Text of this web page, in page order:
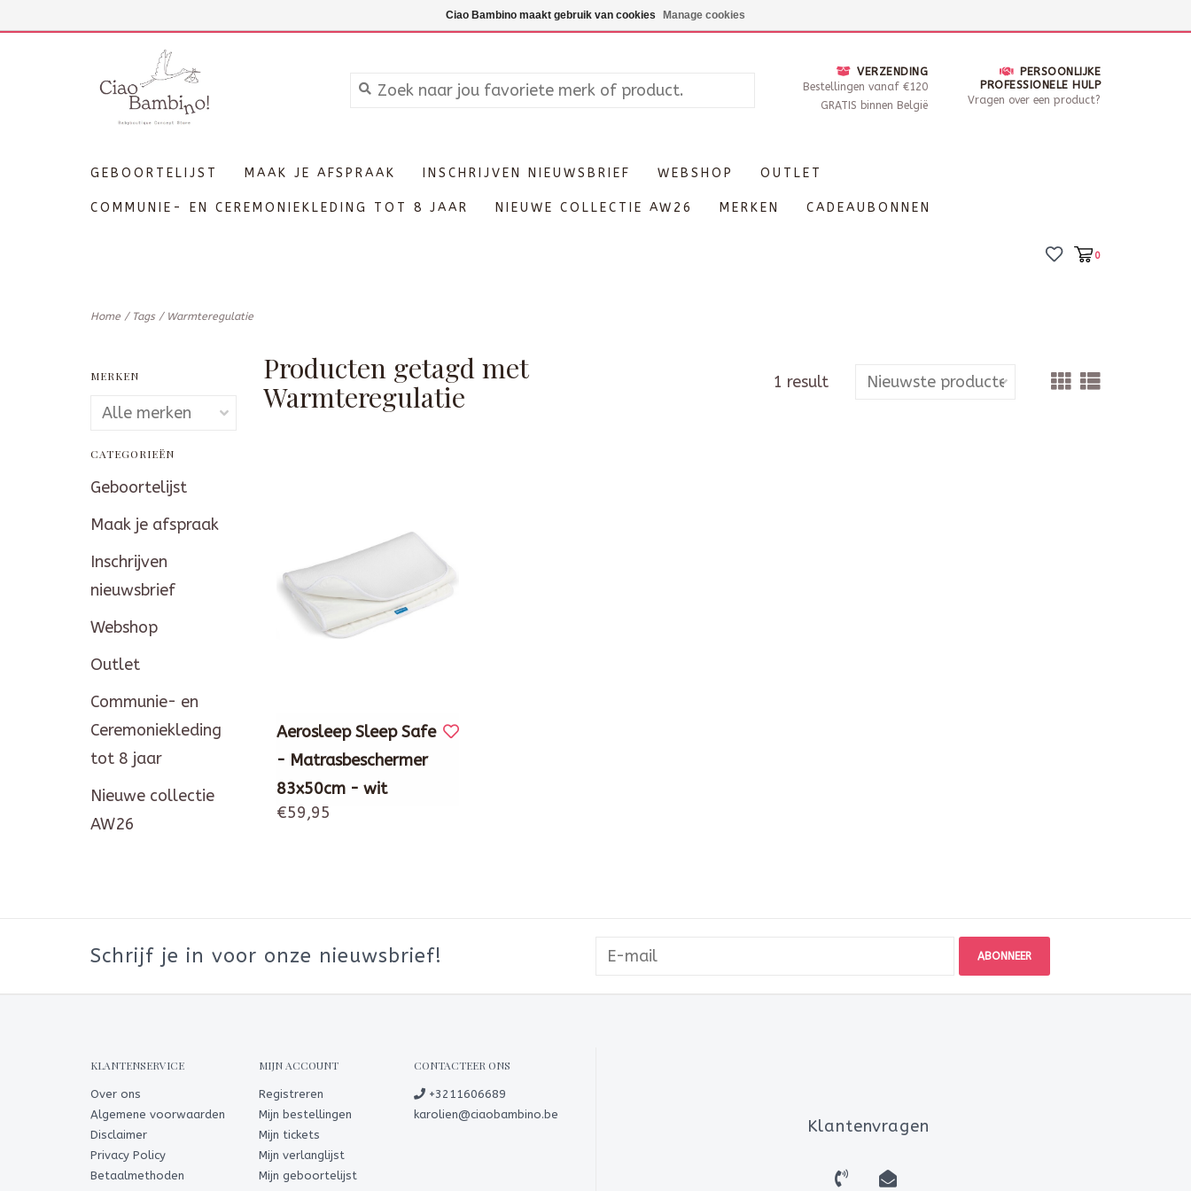
Maandag enkel op afspraak, Dinsdag - Zaterdag open van 10 - 17u30
VERZENDING
Bestellingen vanaf €120
GRATIS binnen België
PERSOONLIJKE
PROFESSIONELE HULP
Vragen over een product?
GEBOORTELIJST MAAK JE AFSPRAAK INSCHRIJVEN NIEUWSBRIEF WEBSHOP OUTLET
COMMUNIE- EN CEREMONIEKLEDING TOT 8 JAAR NIEUWE COLLECTIE AW26 MERKEN CADEAUBONNEN
0
Home / Tags/ Warmteregulatie
MERKEN
CATEGORIEËN
Geboortelijst
Maak je afspraak
Inschrijven
nieuwsbrief
Webshop
Outlet
Communie- en
Ceremoniekleding
tot 8 jaar
Nieuwe collectie
AW26
Producten getagd met
Warmteregulatie
1 result
Aerosleep Sleep Safe
- Matrasbeschermer
83x50cm - wit
€59,95
Schrijf je in voor onze nieuwsbrief! ABONNEER
KLANTENSERVICE
Over ons
Algemene voorwaarden
Disclaimer
Privacy Policy
Betaalmethoden
MIJN ACCOUNT
Registreren
Mijn bestellingen
Mijn tickets
Mijn verlanglijst
Mijn geboortelijst
CONTACTEER ONS
+3211606689
karolien@ciaobambino.be
Klantenvragen
Ciao Bambino maakt gebruik van cookies Manage cookies